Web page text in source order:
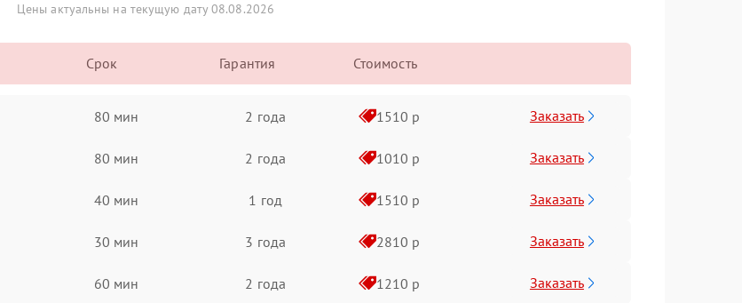
Цены актуальны на текущую дату 08.08.2026
Срок Гарантия Стоимость
80 мин 2 года 1510 р Заказать
80 мин 2 года 1010 р Заказать
40 мин 1 год 1510 р Заказать
30 мин 3 года 2810 р Заказать
60 мин 2 года 1210 р Заказать